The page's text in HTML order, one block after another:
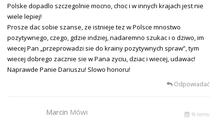
Polske dopadlo szczegolnie mocno, choc i w innych krajach jest nie
wiele lepiej!
Prosze dac sobie szanse, ze istnieje tez w Polsce mnostwo
pozytywnego, czego, gdzie indziej, nadaremno szukac i o dziwo, im
wiecej Pan „przeprowadzi sie do krainy pozytywnych spraw”, tym
wiecej dobrego zacznie sie w Pana zyciu, dziac i wiecej, udawac!
Naprawde Panie Dariuszu! Slowo honoru!
Odpowiadać
Marcin Mówi % temu